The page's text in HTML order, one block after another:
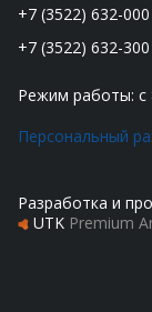
+7 (3522) 632-000
+7 (3522) 632-300
Режим работы: с
Персональный
Разработка и
UTK Premium